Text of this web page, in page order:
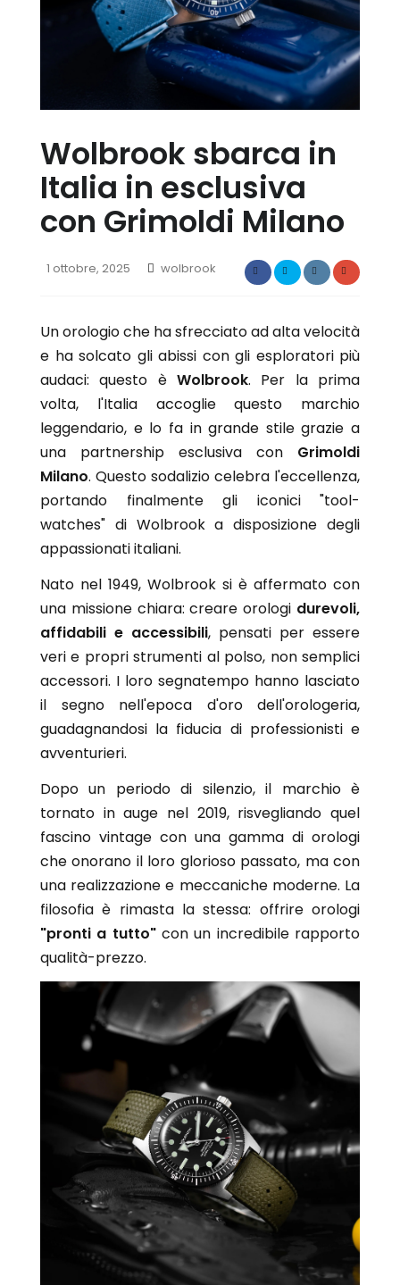
Bell & Ross
Citizen
D1 Milano
Doxa
Eterna Matic
Exaequo
Garmin
Hgp
Junghans
Kendall
Laco
Levrette
Lunar
Marvin 1850
Mock
Mondaine
Olivetti
Oris
Paul Picot
Philip Watch
Philippe Starck
Porsche Design
Raymond Weil
Saint Honore
Seiko
Squale
Suunto
Unimatic
Vabene
Wolbrook
Yema
Zeppelin
Zodiac
Zrc
I PIÙ VENDUTI
Orologi Michael Kors uomo
Orologi Armani uomo
Orologi Fossil uomo
Orologi Casio uomo
Orologi Citizen uomo
GRIMOLDI ART TIME
Armani Swiss
Cuervo Y Sobrinos
Doxa
Eterna Matic
Exaequo
Frédérique Constant
Grimoldi
H992
Ingersoll
Junghans
Levrette
Maserati
Maurice Lacroix
Mock
Oris
Paul Picot
Raymond Weil
Seiko
Squale
Tag Heuer
Unimatic
Vabene
Yema
Zrc
I PIÙ VENDUTI
Orologi Casio donna
Orologi Armani donna
Orologi Citizen donna
GRIMOLDI ART TIME
Frédérique Constant
Qlocktwo
Raymond Weil
SCONTIOLTRE IL
50%
SCOPRI ADESSO
Wolbrook sbarca in
Italia in esclusiva
con Grimoldi Milano
1 ottobre, 2025 wolbrook
Un orologio che ha sfrecciato ad alta velocità
e ha solcato gli abissi con gli esploratori più
audaci: questo è Wolbrook. Per la prima
volta, l'Italia accoglie questo marchio
leggendario, e lo fa in grande stile grazie a
una partnership esclusiva con Grimoldi
Milano. Questo sodalizio celebra l'eccellenza,
portando finalmente gli iconici "tool-
watches" di Wolbrook a disposizione degli
appassionati italiani.
Nato nel 1949, Wolbrook si è affermato con
una missione chiara: creare orologi durevoli,
affidabili e accessibili, pensati per essere
veri e propri strumenti al polso, non semplici
accessori. I loro segnatempo hanno lasciato
il segno nell'epoca d'oro dell'orologeria,
guadagnandosi la fiducia di professionisti e
avventurieri.
Dopo un periodo di silenzio, il marchio è
tornato in auge nel 2019, risvegliando quel
fascino vintage con una gamma di orologi
che onorano il loro glorioso passato, ma con
una realizzazione e meccaniche moderne. La
filosofia è rimasta la stessa: offrire orologi
"pronti a tutto"con un incredibile rapporto
qualità-prezzo.